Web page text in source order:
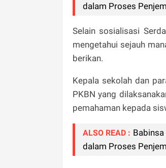
dalam Proses
Selain sosialisasi
mengetahui sejauh
berikan.
Kepala sekolah dan
PKBN yang
pemahaman kepada
ALSO READ :
dalam Proses